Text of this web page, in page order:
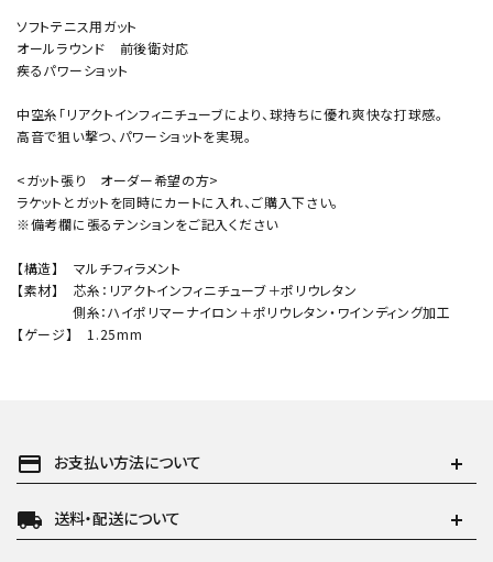
ソフトテニス用ガット
オールラウンド 前後衛対応
疾るパワーショット
中空糸「リアクトインフィニチューブにより、球持ちに優れ爽快な打球感。
高音で狙い撃つ、パワーショットを実現。
<ガット張り オーダー希望の方>
ラケットとガットを同時にカートに入れ、ご購入下さい。
※備考欄に張るテンションをご記入ください
【構造】 マルチフィラメント
【素材】 芯糸：リアクトインフィニチューブ＋ポリウレタン
側糸：ハイポリマーナイロン＋ポリウレタン・ワインディング加工
【ゲージ】 1.25mm
payment お支払い方法について
local_shipping 送料・配送について